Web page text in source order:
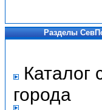
Разделы
Каталог
города